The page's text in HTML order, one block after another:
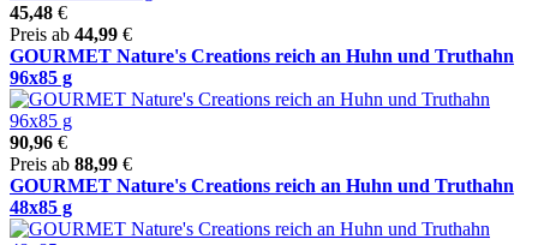
45,48 €
Preis ab 44,99 €
GOURMET Nature's Creations reich an Huhn und Truthahn
96x85 g
90,96 €
Preis ab 88,99 €
GOURMET Nature's Creations reich an Huhn und Truthahn
48x85 g